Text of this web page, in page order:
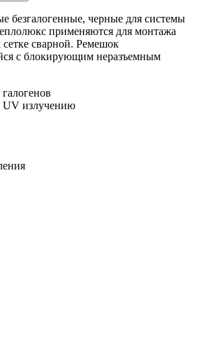
безгалогенные, черные для системы
применяются для монтажа
сварной. Ремешок
с блокирующим неразъемным
UV излучению